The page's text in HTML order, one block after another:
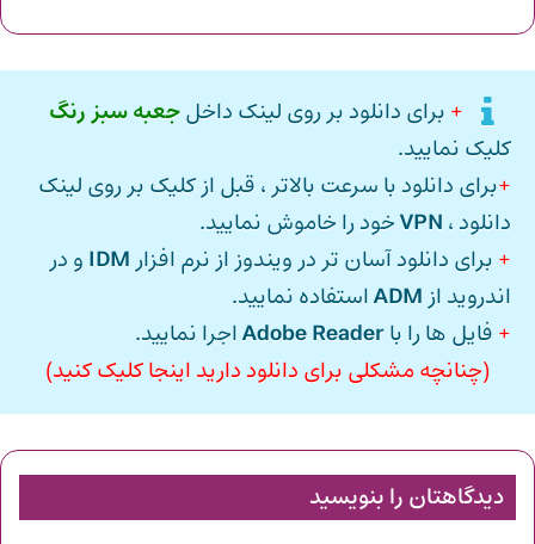
+ برای دانلود بر روی لینک داخلجعبه سبز رنگ
کلیک نمایید.
+برای دانلود با سرعت بالاتر ، قبل از کلیک بر روی لینک
دانلود ، VPNخود را خاموش نمایید.
+ برای دانلود آسان تر در ویندوز از نرم افزار IDM و در
اندروید از ADMاستفاده نمایید.
+ فایل ها را باAdobe Readerاجرا نمایید.
(چنانچه مشکلی برای دانلود دارید اینجا کلیک کنید)
دیدگاهتان را بنویسید